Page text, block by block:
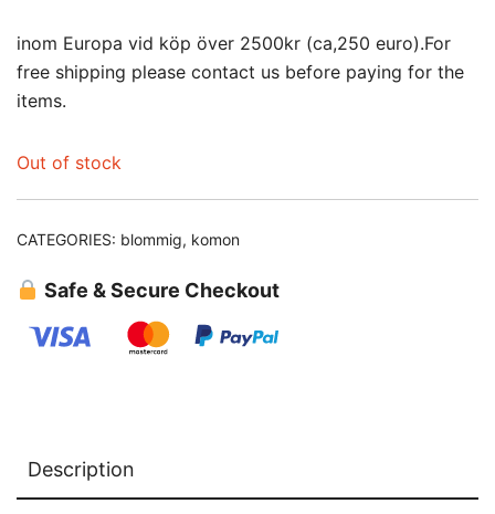
inom Europa vid köp över 2500kr (ca,250 euro).For
free shipping please contact us before paying for the
items.
Out of stock
CATEGORIES: blommig, komon
Safe & Secure Checkout
Description